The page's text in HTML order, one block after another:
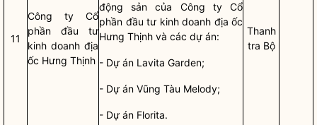
11
Công ty Cổ
phần đầu tư
kinh doanh địa
ốc Hưng Thịnh
động sản của Công ty Cổ
phần đầu tư kinh doanh địa ốc
Hưng Thịnh và các dự án:
- Dự án Lavita Garden;
- Dự án Vũng Tàu Melody;
- Dự án Florita.
Thanh
tra Bộ